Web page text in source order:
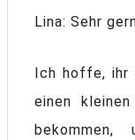
Lina: Sehr
Ich hoffe,
einen
bekommen,